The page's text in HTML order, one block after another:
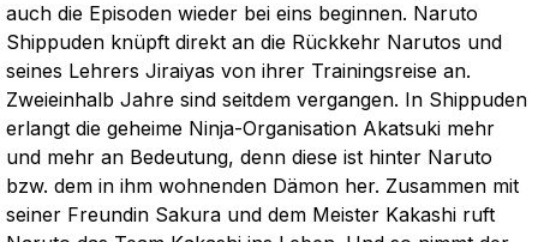
auch die Episoden wieder bei eins beginnen. Naruto
Shippuden knüpft direkt an die Rückkehr Narutos und
seines Lehrers Jiraiyas von ihrer Trainingsreise an.
Zweieinhalb Jahre sind seitdem vergangen. In Shippuden
erlangt die geheime Ninja-Organisation Akatsuki mehr
und mehr an Bedeutung, denn diese ist hinter Naruto
bzw. dem in ihm wohnenden Dämon her. Zusammen mit
seiner Freundin Sakura und dem Meister Kakashi ruft